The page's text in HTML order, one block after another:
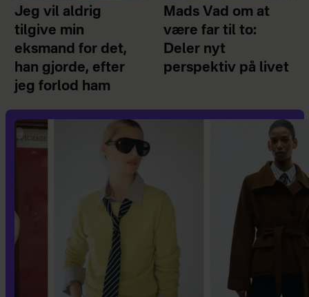
Jeg vil aldrig
tilgive min
eksmand for det,
han gjorde, efter
jeg forlod ham
Mads Vad om at
være far til to:
Deler nyt
perspektiv på livet